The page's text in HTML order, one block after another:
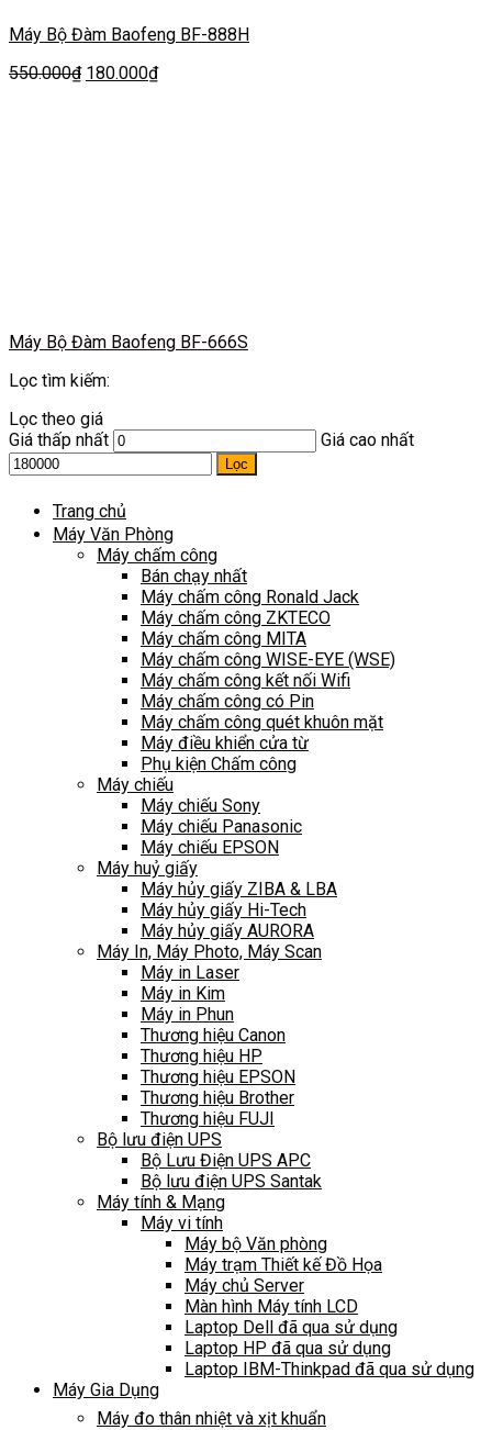
Máy Bộ Đàm Baofeng BF-888H
550.000₫ 180.000₫
Máy Bộ Đàm Baofeng BF-666S
Lọc tìm kiếm:
Lọc theo giá
Giá thấp nhất
Giá cao nhất
Lọc
Trang chủ
Máy Văn Phòng
Máy chấm công
Bán chạy nhất
Máy chấm công Ronald Jack
Máy chấm công ZKTECO
Máy chấm công MITA
Máy chấm công WISE-EYE (WSE)
Máy chấm công kết nối Wifi
Máy chấm công có Pin
Máy chấm công quét khuôn mặt
Máy điều khiển cửa từ
Phụ kiện Chấm công
Máy chiếu
Máy chiếu Sony
Máy chiếu Panasonic
Máy chiếu EPSON
Máy huỷ giấy
Máy hủy giấy ZIBA & LBA
Máy hủy giấy Hi-Tech
Máy hủy giấy AURORA
Máy In, Máy Photo, Máy Scan
Máy in Laser
Máy in Kim
Máy in Phun
Thương hiệu Canon
Thương hiệu HP
Thương hiệu EPSON
Thương hiệu Brother
Thương hiệu FUJI
Bộ lưu điện UPS
Bộ Lưu Điện UPS APC
Bộ lưu điện UPS Santak
Máy tính & Mạng
Máy vi tính
Máy bộ Văn phòng
Máy trạm Thiết kế Đồ Họa
Máy chủ Server
Màn hình Máy tính LCD
Laptop Dell đã qua sử dụng
Laptop HP đã qua sử dụng
Laptop IBM-Thinkpad đã qua sử dụng
Máy Gia Dụng
Máy đo thân nhiệt và xịt khuẩn